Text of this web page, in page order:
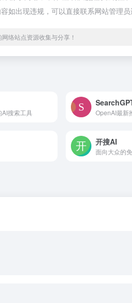
如出现违规，可以直接联系网站管理
络站点资源收集与分享！
搜索工具 OpenAI最新
开搜AI
面向大众的